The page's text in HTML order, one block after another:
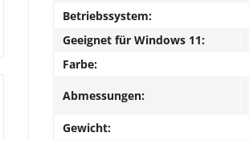
Betriebssystem:
Geeignet für Windows 11:
Farbe:
Abmessungen:
Gewicht: